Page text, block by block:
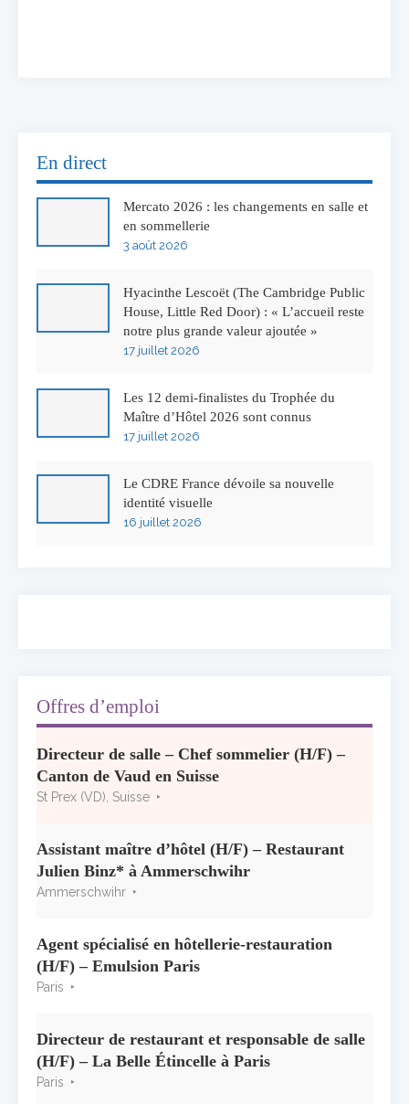
En direct
Mercato 2026 : les changements en salle et
en sommellerie
3 août 2026
Hyacinthe Lescoët (The Cambridge Public
House, Little Red Door) : « L’accueil reste
notre plus grande valeur ajoutée »
17 juillet 2026
Les 12 demi-finalistes du Trophée du
Maître d’Hôtel 2026 sont connus
17 juillet 2026
Le CDRE France dévoile sa nouvelle
identité visuelle
16 juillet 2026
sélection consacrée à la Bourgogne
7 juillet 2026
40 ans chez Georges Blanc
3 juillet 2026
Offres d’emploi
Directeur de salle – Chef sommelier (H/F) –
Canton de Vaud en Suisse
St Prex (VD), Suisse
Assistant maître d’hôtel (H/F) – Restaurant
Julien Binz* à Ammerschwihr
Ammerschwihr
Agent spécialisé en hôtellerie-restauration
(H/F) – Emulsion Paris
Paris
Directeur de restaurant et responsable de salle
(H/F) – La Belle Étincelle à Paris
Paris